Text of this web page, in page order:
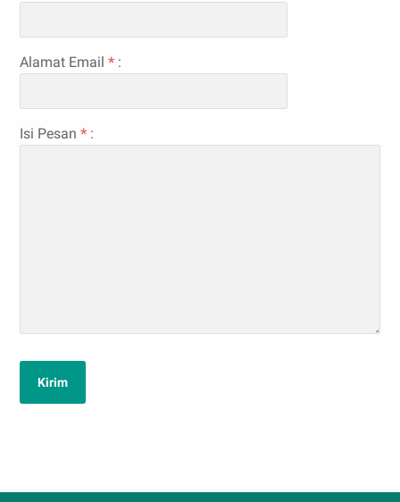
Alamat Email * :
Isi Pesan * :